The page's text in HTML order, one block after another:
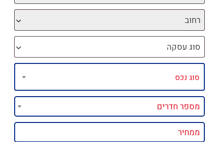
רחוב
סוג עסקה